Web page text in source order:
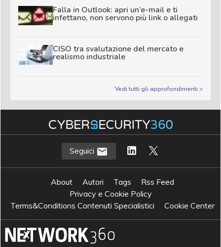
Falla in Outlook: apri un’e-mail e ti
infettano, non servono più link o allegati
CISO tra svalutazione del mercato e
realismo industriale
Vedi tutti gli approfondimenti >
Seguici
About Autori Tags
Rss Feed
Privacy e Cookie Policy
Terms&Conditions Contenuti Specialistici
Cookie Center